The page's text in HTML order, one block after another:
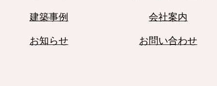
建築事例 会社案内
お知らせ お問い合わせ